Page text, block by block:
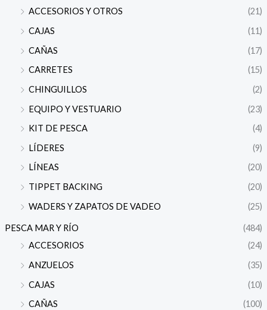
ACCESORIOS Y OTROS
(21)
CAJAS
(11)
CAÑAS
(17)
CARRETES
(15)
CHINGUILLOS
(2)
EQUIPO Y VESTUARIO
(23)
KIT DE PESCA
(4)
LÍDERES
(9)
LÍNEAS
(20)
TIPPET BACKING
(20)
WADERS Y ZAPATOS DE VADEO
(25)
PESCA MAR Y RÍO
(484)
ACCESORIOS
(24)
ANZUELOS
(35)
CAJAS
(10)
CAÑAS
(100)